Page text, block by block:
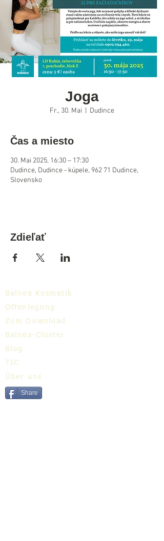
Joga
Fr., 30. Mai Dudince
Čas a miesto
30. Mai 2025, 16:30 – 17:30
Dudince, Dudince - kúpele, 962 71 Dudince,
Slovensko
Zdieľať
Balnea Kosmetik
Offenlegung
Zum Download
Balnea-Cluster
Blog
TIC
Über uns
Share